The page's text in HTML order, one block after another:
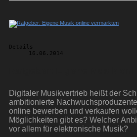
Details
16.06.2014
Digitaler Musikvertrieb heißt der
ambitionierte
online bewerben und verkaufen
Möglichkeiten gibt es? Welcher
vor allem für elektronische Musik?